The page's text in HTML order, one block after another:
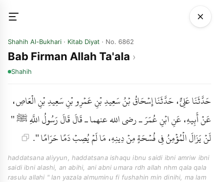
Shahih Al-Bukhari · Kitab Diyat · No. 6862
Bab Firman Allah Ta'ala
Shahih
حَدَّثَنَا عَلِيٌّ، حَدَّثَنَا إِسْحَاقُ بْنُ سَعِيدِ بْنِ عَمْرِو بْنِ سَعِيدِ بْنِ الْعَاصِ،
عَنْ أَبِيهِ، عَنِ ابْنِ عُمَرَ ـ رضى الله عنهما ـ قَالَ قَالَ رَسُولُ اللَّهِ ﷺ "
لَنْ يَزَالَ الْمُؤْمِنُ فِي فُسْحَةٍ مِنْ دِينِهِ، مَا لَمْ يُصِبْ دَمًا حَرَامًا ".
haddatsana aliyyun, haddatsana ishaqu ibnu saidi ibni amriw ibni
saidi ibni alashi, an abihi, ani abni umara rdh allah nhm qala qala
rasulu allahi " lan yazala almuminu fi fushahin min dinihi, ma lam